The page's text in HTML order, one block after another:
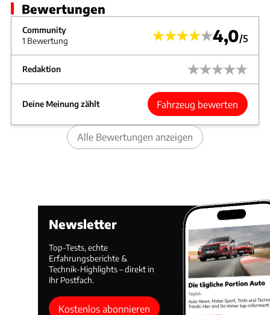
Bewertungen
Community
1 Bewertung
4,0/5
Redaktion
Deine Meinung zählt Fahrzeug bewerten
Alle Bewertungen anzeigen
Newsletter
Top-Tests, echte
Erfahrungsberichte &
Technik-Highlights – direkt in
Ihr Postfach.
Kostenlos abonnieren